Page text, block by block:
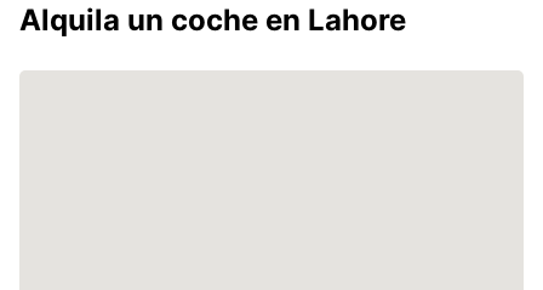
Alquila un coche en Lahore